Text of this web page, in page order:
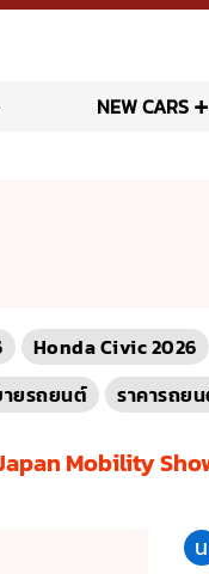
NEW CARS
Honda Civic 2026
ยรถยนต์ ราคารถย
Mobility
น